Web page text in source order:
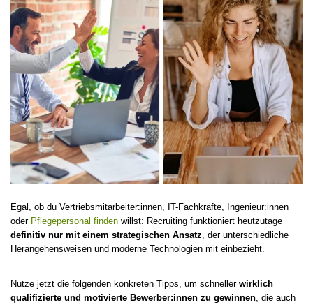
Egal, ob du Vertriebsmitarbeiter:innen, IT-Fachkräfte, Ingenieur:innen
oder Pflegepersonal finden willst: Recruiting funktioniert heutzutage
definitiv nur mit einem strategischen Ansatz , der unterschiedliche
Herangehensweisen und moderne Technologien mit einbezieht.
Nutze jetzt die folgenden konkreten Tipps, um schneller wirklich
qualifizierte und motivierte Bewerber:innen zu gewinnen , die auch